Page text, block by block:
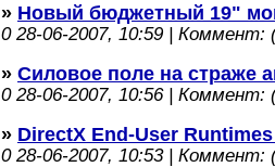
» Новый бюджетный 19"
028-06-2007, 10:59 | Коммент:
» Силовое поле на страже
028-06-2007, 10:56 | Коммент:
» DirectX End-User Runtimes
028-06-2007, 10:53 | Коммент: